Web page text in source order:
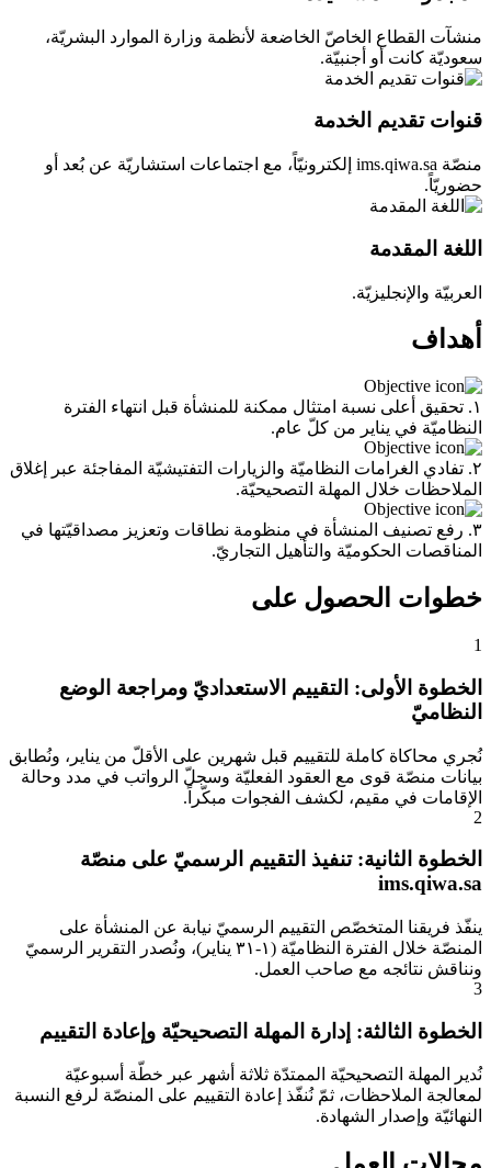
منشآت القطاع الخاصّ الخاضعة لأنظمة وزارة الموارد البشريّة،
سعوديّة كانت أو أجنبيّة.
قنوات تقديم الخدمة
منصّة ims.qiwa.sa إلكترونيّاً، مع اجتماعات استشاريّة عن بُعد أو
حضوريّاً.
اللغة المقدمة
العربيّة والإنجليزيّة.
أهداف
١. تحقيق أعلى نسبة امتثال ممكنة للمنشأة قبل انتهاء الفترة
النظاميّة في يناير من كلّ عام.
٢. تفادي الغرامات النظاميّة والزيارات التفتيشيّة المفاجئة عبر إغلاق
الملاحظات خلال المهلة التصحيحيّة.
٣. رفع تصنيف المنشأة في منظومة نطاقات وتعزيز مصداقيّتها في
المناقصات الحكوميّة والتأهيل التجاريّ.
خطوات الحصول على
1
الخطوة الأولى: التقييم الاستعداديّ ومراجعة الوضع
النظاميّ
نُجري محاكاة كاملة للتقييم قبل شهرين على الأقلّ من يناير، ونُطابق
بيانات منصّة قوى مع العقود الفعليّة وسجلّ الرواتب في مدد وحالة
الإقامات في مقيم، لكشف الفجوات مبكّراً.
2
الخطوة الثانية: تنفيذ التقييم الرسميّ على منصّة
ims.qiwa.sa
ينفّذ فريقنا المتخصّص التقييم الرسميّ نيابة عن المنشأة على
المنصّة خلال الفترة النظاميّة (١-٣١ يناير)، ونُصدر التقرير الرسميّ
ونناقش نتائجه مع صاحب العمل.
3
الخطوة الثالثة: إدارة المهلة التصحيحيّة وإعادة التقييم
نُدير المهلة التصحيحيّة الممتدّة ثلاثة أشهر عبر خطّة أسبوعيّة
لمعالجة الملاحظات، ثمّ نُنفّذ إعادة التقييم على المنصّة لرفع النسبة
النهائيّة وإصدار الشهادة.